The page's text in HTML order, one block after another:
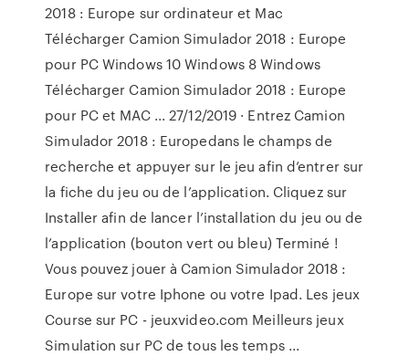
2018 : Europe sur ordinateur et Mac
Télécharger Camion Simulador 2018 : Europe
pour PC Windows 10 Windows 8 Windows
Télécharger Camion Simulador 2018 : Europe
pour PC et MAC ... 27/12/2019 · Entrez Camion
Simulador 2018 : Europedans le champs de
recherche et appuyer sur le jeu afin d’entrer sur
la fiche du jeu ou de l’application. Cliquez sur
Installer afin de lancer l’installation du jeu ou de
l’application (bouton vert ou bleu) Terminé !
Vous pouvez jouer à Camion Simulador 2018 :
Europe sur votre Iphone ou votre Ipad. Les jeux
Course sur PC - jeuxvideo.com Meilleurs jeux
Simulation sur PC de tous les temps ...